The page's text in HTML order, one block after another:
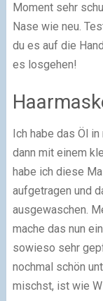
Moment sehr
Nase wie neu.
du es auf die
es losgehen!
Ich habe das Öl
dann mit einem
habe ich diese
aufgetragen und
ausgewaschen.
mache das nun
sowieso sehr
nochmal schön
mischst, ist wie